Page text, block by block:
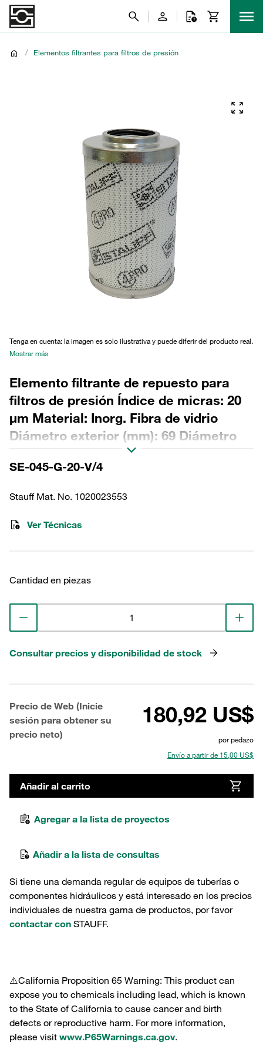
/ Elementos filtrantes para filtros de presión
Tenga en cuenta: la imagen es solo ilustrativa y puede diferir del producto real.
Mostrar más
Elemento filtrante de repuesto para
filtros de presión Índice de micras: 20
µm Material: Inorg. Fibra de vidrio
Diámetro exterior (mm): 69 Diámetro
interior (mm): 34,2 Longitud (mm): 116
Sellado: FPM, relación β >200
SE-045-G-20-V/4
Stauff Mat. No. 1020023553
Ver Técnicas
Cantidad en piezas
Consultar precios y disponibilidad de stock
Precio de Web (Inicie
sesión para obtener su
precio neto)
180,92 US$
por pedazo
Envío a partir de 15,00 US$
Añadir al carrito
Agregar a la lista de proyectos
Añadir a la lista de consultas
Si tiene una demanda regular de equipos de tuberías o
componentes hidráulicos y está interesado en los precios
individuales de nuestra gama de productos, por favor
contactar con STAUFF.
⚠️California Proposition 65 Warning: This product can
expose you to chemicals including lead, which is known
to the State of California to cause cancer and birth
defects or reproductive harm. For more information,
please visit www.P65Warnings.ca.gov.